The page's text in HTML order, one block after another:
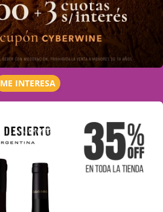
ME INTERESA